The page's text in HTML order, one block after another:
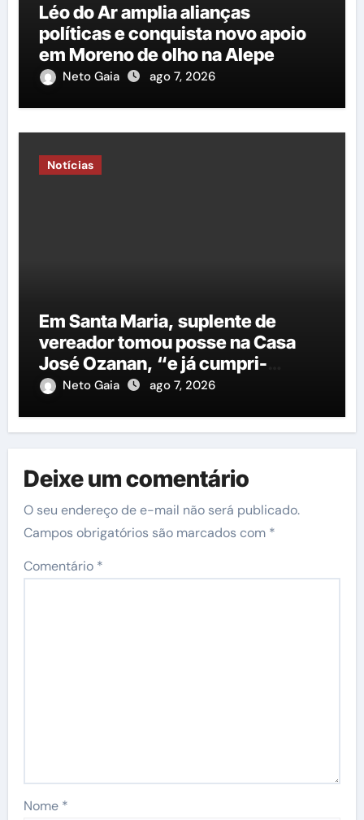
Léo do Ar amplia alianças
políticas e conquista novo apoio
em Moreno de olho na Alepe
Neto Gaia ago 7, 2026
Notícias
Em Santa Maria, suplente de
vereador tomou posse na Casa
José Ozanan, “e já cumpri-
agenda ao lado do prefeito George
Neto Gaia ago 7, 2026
Deixe um comentário
O seu endereço de e-mail não será publicado.
Campos obrigatórios são marcados com *
Comentário *
Nome *